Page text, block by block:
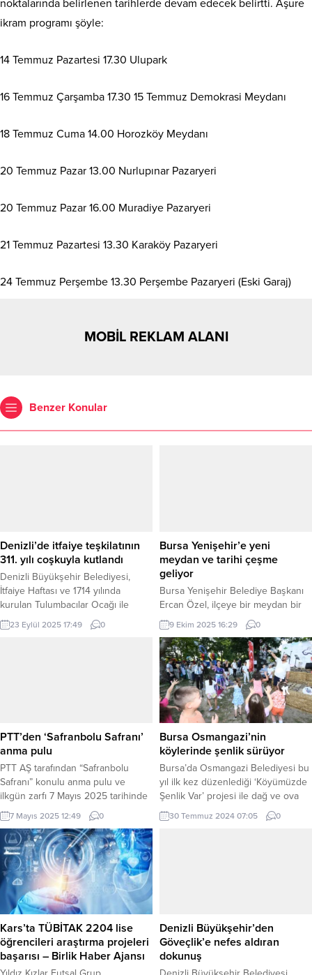
noktalarında belirlenen tarihlerde devam edecek belirtti. Aşure
ikram programı şöyle:
14 Temmuz Pazartesi 17.30 Ulupark
16 Temmuz Çarşamba 17.30 15 Temmuz Demokrasi Meydanı
18 Temmuz Cuma 14.00 Horozköy Meydanı
20 Temmuz Pazar 13.00 Nurlupınar Pazaryeri
20 Temmuz Pazar 16.00 Muradiye Pazaryeri
21 Temmuz Pazartesi 13.30 Karaköy Pazaryeri
24 Temmuz Perşembe 13.30 Perşembe Pazaryeri (Eski Garaj)
MOBİL REKLAM ALANI
Benzer Konular
Denizli’de itfaiye teşkilatının
311. yılı coşkuyla kutlandı
Denizli Büyükşehir Belediyesi,
İtfaiye Haftası ve 1714 yılında
kurulan Tulumbacılar Ocağı ile
temeli atılan Türk itfaiye teşkilatının
311. kuruluş yıldönümü dolayısıyla
Çavuşoğlu, Başkanvekili Ali Marım,
Genel Sekreter Bülent...
23 Eylül 2025 17:49 0
Bursa Yenişehir’e yeni
meydan ve tarihi çeşme
geliyor
Bursa Yenişehir Belediye Başkanı
Ercan Özel, ilçeye bir meydan bir
de çeşme kazandırmak için
çalışmalara başladıklarını söyledi.
BURSA (İGFA) – Bursa Yenişehir
Belediye Başkanı Ercan Özel, Zafer
Meydanı’nda yer kaplayan çevre
esnafının ve vatandaşların
şikayetlerine konu olan şadırvanın
söküm işini tamamladıklarını
duyurdu. Konu hakkında açıklama
yapan Başkan Ercan Özel,
“Balibey...
9 Ekim 2025 16:29 0
PTT’den ‘Safranbolu Safranı’
anma pulu
PTT AŞ tarafından “Safranbolu
Safranı” konulu anma pulu ve
ilkgün zarfı 7 Mayıs 2025 tarihinde
tedavüle sunuldu. İSTANBUL (İGFA)
– PTT AŞ, 7 Mayıs 2025 tarihinde
“Safranbolu Safranı” konulu 35 TL
(45 x 45 mm boyutunda) bedelli
anma pulu ile söz konusu pula ait
70 TL bedelli ilkgün zarfını abone...
7 Mayıs 2025 12:49 0
Bursa Osmangazi’nin
köylerinde şenlik sürüyor
Bursa’da Osmangazi Belediyesi bu
yıl ilk kez düzenlediği ‘Köyümüzde
Şenlik Var’ projesi ile dağ ve ova
köylerine eğlence dolu günler
yaşatmayı sürdürüyor. Yaz
gerçekleştirilecek...
30 Temmuz 2024 07:05 0
Kars’ta TÜBİTAK 2204 lise
öğrencileri araştırma projeleri
başarısı – Birlik Haber Ajansı
Denizli Büyükşehir’den
Göveçlik’e nefes aldıran
dokunuş